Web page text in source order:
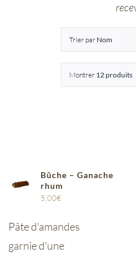
Trier par Nom
Montrer 12 produits
Bûche – Ganache
rhum
5,00€
Pâte d'amandes
garnie d'une